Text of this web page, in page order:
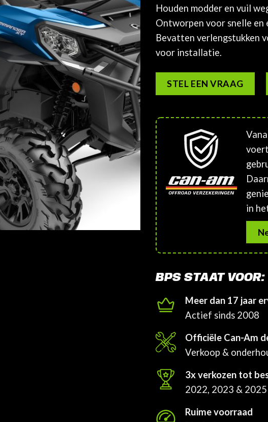
Houden modder en vuil
Ontworpen voor snelle
Bevatten verlengstukken
voor installatie.
STEL EEN VRAAG
in
BPS STAAT VOOR:
Meer dan 17 jaar
Actief sinds 2008
Officiële Can-Am
Verkoop &
3x verkozen tot
2022, 2023 & 2025
Ruime voorraad